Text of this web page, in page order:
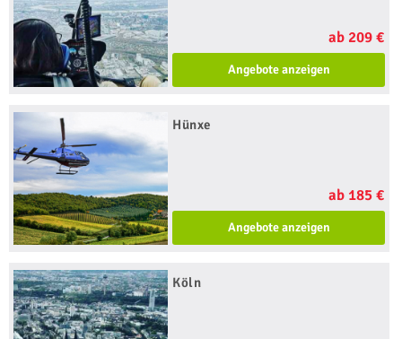
ab 209 €
Angebote anzeigen
Hünxe
ab 185 €
Angebote anzeigen
Köln